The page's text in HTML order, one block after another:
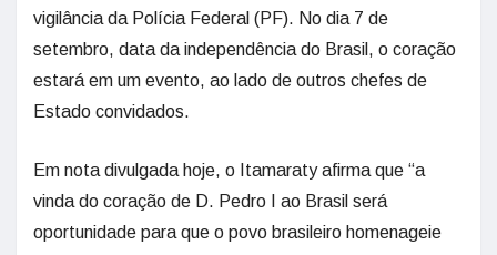
vigilância da Polícia Federal (PF). No dia 7 de
setembro, data da independência do Brasil, o coração
estará em um evento, ao lado de outros chefes de
Estado convidados.
Em nota divulgada hoje, o Itamaraty afirma que “a
vinda do coração de D. Pedro I ao Brasil será
oportunidade para que o povo brasileiro homenageie